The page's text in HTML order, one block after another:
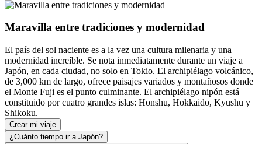
Maravilla entre tradiciones y modernidad
El país del sol naciente es a la vez una cultura milenaria y una
modernidad increíble. Se nota inmediatamente durante un viaje a
Japón, en cada ciudad, no solo en Tokio. El archipiélago volcánico,
de 3,000 km de largo, ofrece paisajes variados y montañosos donde
el Monte Fuji es el punto culminante. El archipiélago nipón está
constituido por cuatro grandes islas: Honshū, Hokkaidō, Kyūshū y
Shikoku.
Crear mi viaje
¿Cuánto tiempo ir a Japón?